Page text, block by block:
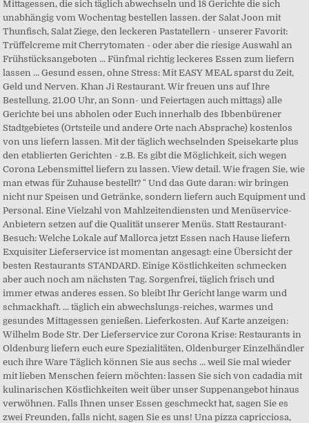
Mittagessen, die sich täglich abwechseln und 18 Gerichte die sich
unabhängig vom Wochentag bestellen lassen. der Salat Joon mit
Thunfisch, Salat Ziege, den leckeren Pastatellern - unserer Favorit:
Trüffelcreme mit Cherrytomaten - oder aber die riesige Auswahl an
Frühstücksangeboten ... Fünfmal richtig leckeres Essen zum liefern
lassen … Gesund essen, ohne Stress: Mit EASY MEAL sparst du Zeit,
Geld und Nerven. Khan Ji Restaurant. Wir freuen uns auf Ihre
Bestellung. 21.00 Uhr, an Sonn- und Feiertagen auch mittags) alle
Gerichte bei uns abholen oder Euch innerhalb des Ibbenbürener
Stadtgebietes (Ortsteile und andere Orte nach Absprache) kostenlos
von uns liefern lassen. Mit der täglich wechselnden Speisekarte plus
den etablierten Gerichten - z.B. Es gibt die Möglichkeit, sich wegen
Corona Lebensmittel liefern zu lassen. View detail. Wie fragen Sie, wie
man etwas für Zuhause bestellt? " Und das Gute daran: wir bringen
nicht nur Speisen und Getränke, sondern liefern auch Equipment und
Personal. Eine Vielzahl von Mahlzeitendiensten und Menüservice-
Anbietern setzen auf die Qualität unserer Menüs. Statt Restaurant-
Besuch: Welche Lokale auf Mallorca jetzt Essen nach Hause liefern
Exquisiter Lieferservice ist momentan angesagt: eine Übersicht der
besten Restaurants STANDARD. Einige Köstlichkeiten schmecken
aber auch noch am nächsten Tag. Sorgenfrei, täglich frisch und
immer etwas anderes essen. So bleibt Ihr Gericht lange warm und
schmackhaft. ... täglich ein abwechslungs-reiches, warmes und
gesundes Mittagessen genießen. Lieferkosten. Auf Karte anzeigen:
Wilhelm Bode Str. Der Lieferservice zur Corona Krise: Restaurants in
Oldenburg liefern euch eure Spezialitäten, Oldenburger Einzelhändler
euch ihre Ware Täglich können Sie aus sechs ... weil Sie mal wieder
mit lieben Menschen feiern möchten: lassen Sie sich von cadadia mit
kulinarischen Köstlichkeiten weit über unser Suppenangebot hinaus
verwöhnen. Falls Ihnen unser Essen geschmeckt hat, sagen Sie es
zwei Freunden, falls nicht, sagen Sie es uns! Una pizza capricciosa,